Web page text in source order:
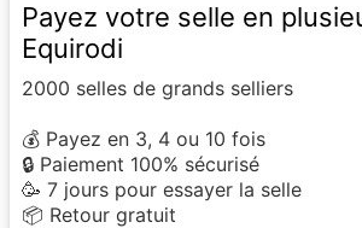
Payez votre selle en
Equirodi
2000 selles de grands selliers
💰 Payez en 3, 4 ou 10 fois
🔒 Paiement 100% sécurisé
🥳 7 jours pour essayer la selle
📦 Retour gratuit